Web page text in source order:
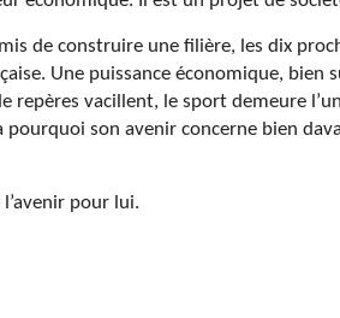
de construire une filière, les dix
Une puissance économique, bien
repères vacillent, le sport demeure
son avenir concerne bien
pour lui.